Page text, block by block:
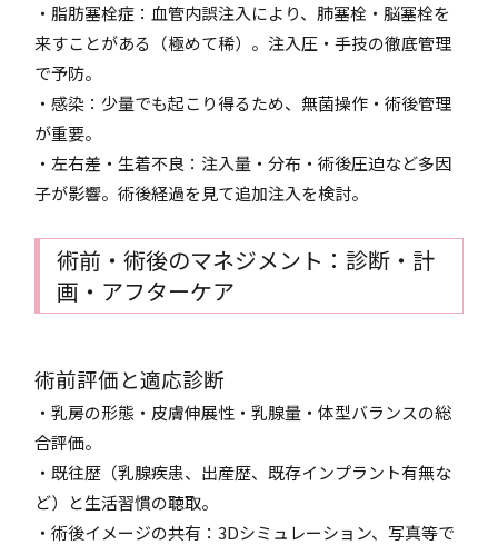
・脂肪塞栓症：血管内誤注入により、肺塞栓・脳塞栓を
来すことがある（極めて稀）。注入圧・手技の徹底管理
で予防。
・感染：少量でも起こり得るため、無菌操作・術後管理
が重要。
・左右差・生着不良：注入量・分布・術後圧迫など多因
子が影響。術後経過を見て追加注入を検討。
術前・術後のマネジメント：診断・計
画・アフターケア
術前評価と適応診断
・乳房の形態・皮膚伸展性・乳腺量・体型バランスの総
合評価。
・既往歴（乳腺疾患、出産歴、既存インプラント有無な
ど）と生活習慣の聴取。
・術後イメージの共有：3Dシミュレーション、写真等で